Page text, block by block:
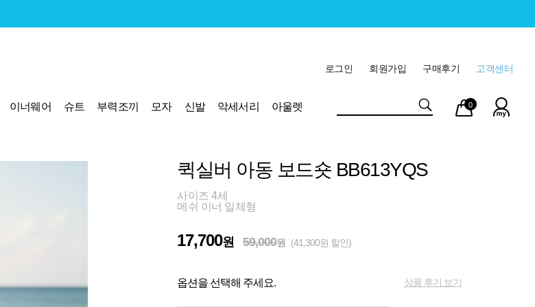
고객센터
구매후기
회원가입
로그인
이너웨어 슈트 부력조끼 모자 신발 악세서리
아울렛
마이
페이
장바
구니
0
퀵실버 아동 보드숏 BB613YQS
사이즈 4세
메쉬 이너 일체형
17,700원 59,000원 (41,300원 할인)
옵션을 선택해 주세요. 상품 후기 보기